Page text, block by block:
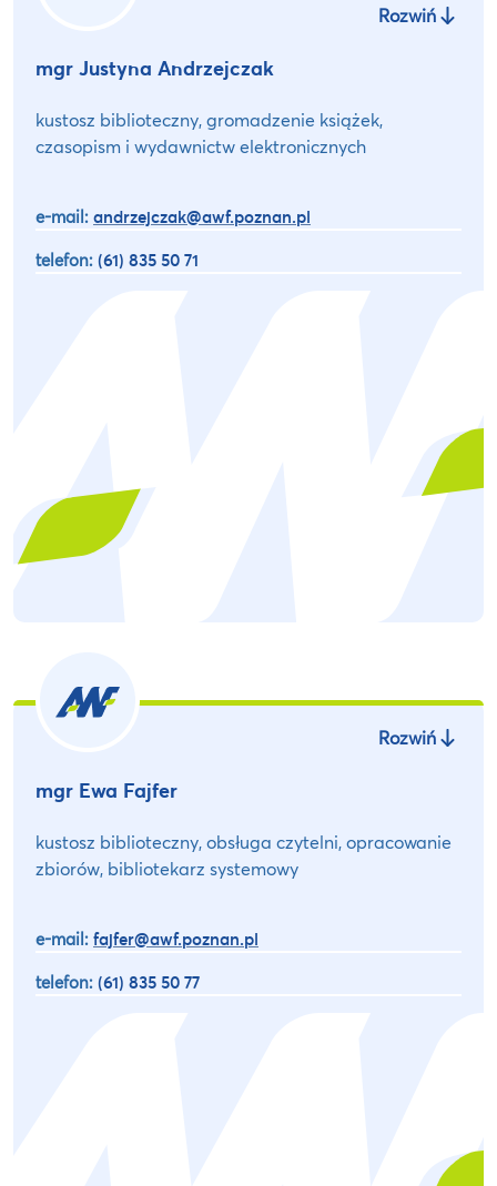
mgr Justyna Andrzejczak
kustosz biblioteczny, gromadzenie książek,
czasopism i wydawnictw elektronicznych
e-mail: andrzejczak@awf.poznan.pl
telefon: (61) 835 50 71
Rozwiń
mgr Ewa Fajfer
kustosz biblioteczny, obsługa czytelni, opracowanie
zbiorów, bibliotekarz systemowy
e-mail: fajfer@awf.poznan.pl
telefon: (61) 835 50 77
Rozwiń